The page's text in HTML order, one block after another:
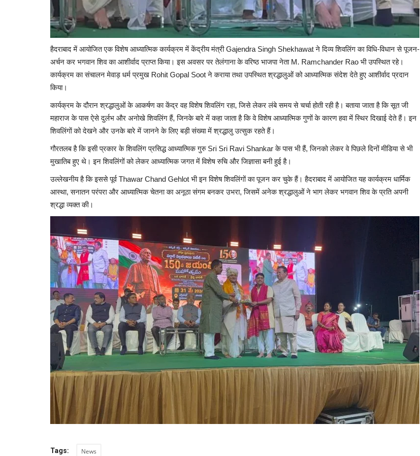
हैदराबाद में आयोजित एक विशेष आध्यात्मिक कार्यक्रम में केंद्रीय मंत्री Gajendra Singh Shekhawat ने दिव्य शिवलिंग का विधि-विधान से पूजन-
अर्चन कर भगवान शिव का आशीर्वाद प्राप्त किया। इस अवसर पर तेलंगाना के वरिष्ठ भाजपा नेता M. Ramchander Rao भी उपस्थित रहे।
कार्यक्रम का संचालन मेवाड़ धर्म प्रमुख Rohit Gopal Soot ने कराया तथा उपस्थित श्रद्धालुओं को आध्यात्मिक संदेश देते हुए आशीर्वाद प्रदान
किया।
कार्यक्रम के दौरान श्रद्धालुओं के आकर्षण का केंद्र वह विशेष शिवलिंग रहा, जिसे लेकर लंबे समय से चर्चा होती रही है। बताया जाता है कि सूत जी
महाराज के पास ऐसे दुर्लभ और अनोखे शिवलिंग हैं, जिनके बारे में कहा जाता है कि वे विशेष आध्यात्मिक गुणों के कारण हवा में स्थिर दिखाई देते हैं। इन
शिवलिंगों को देखने और उनके बारे में जानने के लिए बड़ी संख्या में श्रद्धालु उत्सुक रहते हैं।
गौरतलब है कि इसी प्रकार के शिवलिंग प्रसिद्ध आध्यात्मिक गुरु Sri Sri Ravi Shankar के पास भी हैं, जिनको लेकर वे पिछले दिनों मीडिया से भी
मुखातिब हुए थे। इन शिवलिंगों को लेकर आध्यात्मिक जगत में विशेष रुचि और जिज्ञासा बनी हुई है।
उल्लेखनीय है कि इससे पूर्व Thawar Chand Gehlot भी इन विशेष शिवलिंगों का पूजन कर चुके हैं। हैदराबाद में आयोजित यह कार्यक्रम धार्मिक
आस्था, सनातन परंपरा और आध्यात्मिक चेतना का अनूठा संगम बनकर उभरा, जिसमें अनेक श्रद्धालुओं ने भाग लेकर भगवान शिव के प्रति अपनी
श्रद्धा व्यक्त की।
Tags: News